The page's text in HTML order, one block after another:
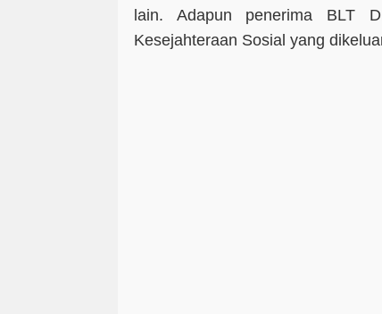
lain. Adapun penerima BLT
Kesejahteraan Sosial yang